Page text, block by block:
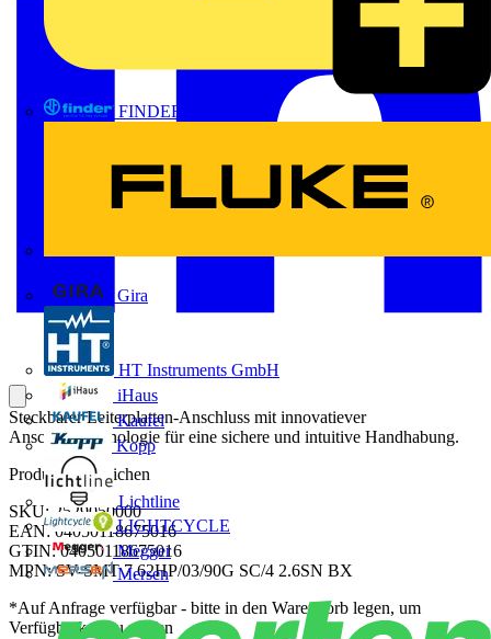
FINDER
Gira
HT Instruments GmbH
iHaus
Kaufel
Kopp
Lichtline
LIGHTCYCLE
Megger
Mersen
Steckbarer Leiterplatten-Anschluss mit innovatiever
Anschlusstechnologie für eine sichere und intuitive Handhabung.
Produktkennzeichen
SKU: 2529050000
EAN: 04050118675016
GTIN: 04050118675016
MPN: SV-SMT 7.62HP/03/90G SC/4 2.6SN BX
*Auf Anfrage verfügbar - bitte in den Warenkorb legen, um
Verfügbarkeit zu prüfen